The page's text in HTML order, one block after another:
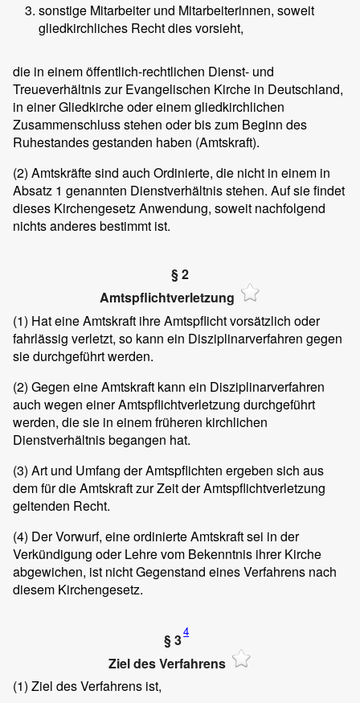
sonstige Mitarbeiter und Mitarbeiterinnen, soweit
gliedkirchliches Recht dies vorsieht,
die in einem öffentlich-rechtlichen Dienst- und
Treueverhältnis zur Evangelischen Kirche in Deutschland,
in einer Gliedkirche oder einem gliedkirchlichen
Zusammenschluss stehen oder bis zum Beginn des
Ruhestandes gestanden haben (Amtskraft).
(2) Amtskräfte sind auch Ordinierte, die nicht in einem in
Absatz 1 genannten Dienstverhältnis stehen. Auf sie findet
dieses Kirchengesetz Anwendung, soweit nachfolgend
nichts anderes bestimmt ist.
§ 2
Amtspflichtverletzung
(1) Hat eine Amtskraft ihre Amtspflicht vorsätzlich oder
fahrlässig verletzt, so kann ein Disziplinarverfahren gegen
sie durchgeführt werden.
(2) Gegen eine Amtskraft kann ein Disziplinarverfahren
auch wegen einer Amtspflichtverletzung durchgeführt
werden, die sie in einem früheren kirchlichen
Dienstverhältnis begangen hat.
(3) Art und Umfang der Amtspflichten ergeben sich aus
dem für die Amtskraft zur Zeit der Amtspflichtverletzung
geltenden Recht.
(4) Der Vorwurf, eine ordinierte Amtskraft sei in der
Verkündigung oder Lehre vom Bekenntnis ihrer Kirche
abgewichen, ist nicht Gegenstand eines Verfahrens nach
diesem Kirchengesetz.
§ 34
Ziel des Verfahrens
(1) Ziel des Verfahrens ist,